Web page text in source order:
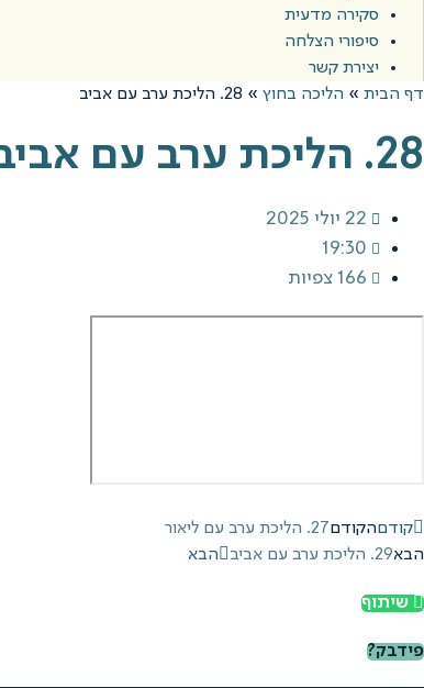
סקירה מדעית
סיפורי הצלחה
יצירת קשר
דף הבית » הליכה בחוץ » 28. הליכת ערב עם אביב
28. הליכת ערב עם אביב
22 יולי 2025
19:30
166 צפיות
קודםהקודם27. הליכת ערב עם ליאור
הבא29. הליכת ערב עם אביב הבא
שיתוף
פידבק?